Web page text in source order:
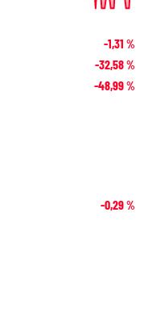
-1,31 %
-32,58%
-48,99%
-0,29%